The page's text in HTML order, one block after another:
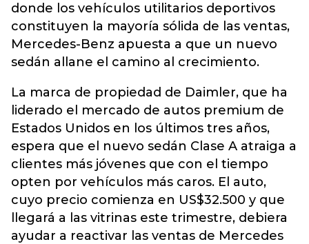
donde los vehículos utilitarios deportivos
constituyen la mayoría sólida de las ventas,
Mercedes-Benz apuesta a que un nuevo
sedán allane el camino al crecimiento.
La marca de propiedad de Daimler, que ha
liderado el mercado de autos premium de
Estados Unidos en los últimos tres años,
espera que el nuevo sedán Clase A atraiga a
clientes más jóvenes que con el tiempo
opten por vehículos más caros. El auto,
cuyo precio comienza en US$32.500 y que
llegará a las vitrinas este trimestre, debiera
ayudar a reactivar las ventas de Mercedes